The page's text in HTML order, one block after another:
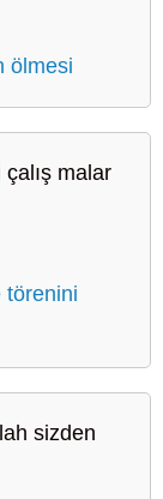
ölmesi
malar
törenini
sizden